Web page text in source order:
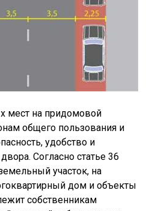
мест на придомовой
общего пользования и
удобство и
Согласно статье 36
участок, на
дом и объекты
собственникам